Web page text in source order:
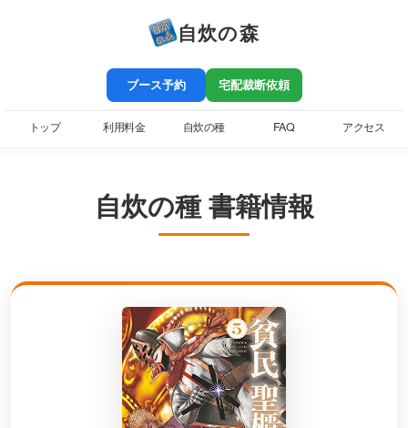
自炊の森
ブース予約 宅配裁断依頼
トップ 利用料金 自炊の種 FAQ アクセス
自炊の種 書籍情報